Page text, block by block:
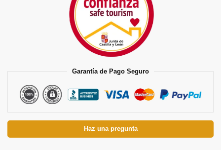
Garantía de Pago Seguro
Haz una pregunta